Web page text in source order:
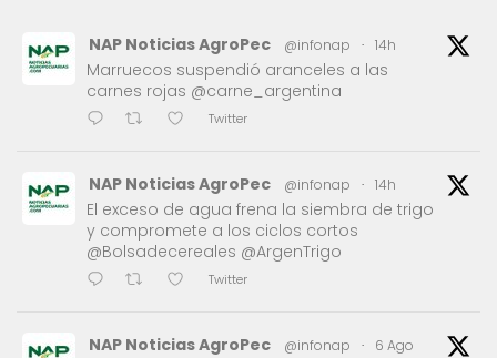
NAP Noticias AgroPec @infonap · 14h
Marruecos suspendió aranceles a las
carnes rojas @carne_argentina
Twitter
NAP Noticias AgroPec @infonap · 14h
El exceso de agua frena la siembra de trigo
y compromete a los ciclos cortos
@Bolsadecereales @ArgenTrigo
Twitter
NAP Noticias AgroPec @infonap · 6 Ago